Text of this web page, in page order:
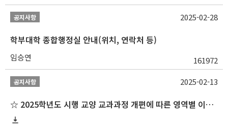
공지사항
학부대학 종합행정실 안내(위치, 연락처 등)
임승연 161972
2025-02-28
공지사항
☆ 2025학년도 시행 교양 교과과정 개편에 따른 영역별 이수 안내
2025-02-13